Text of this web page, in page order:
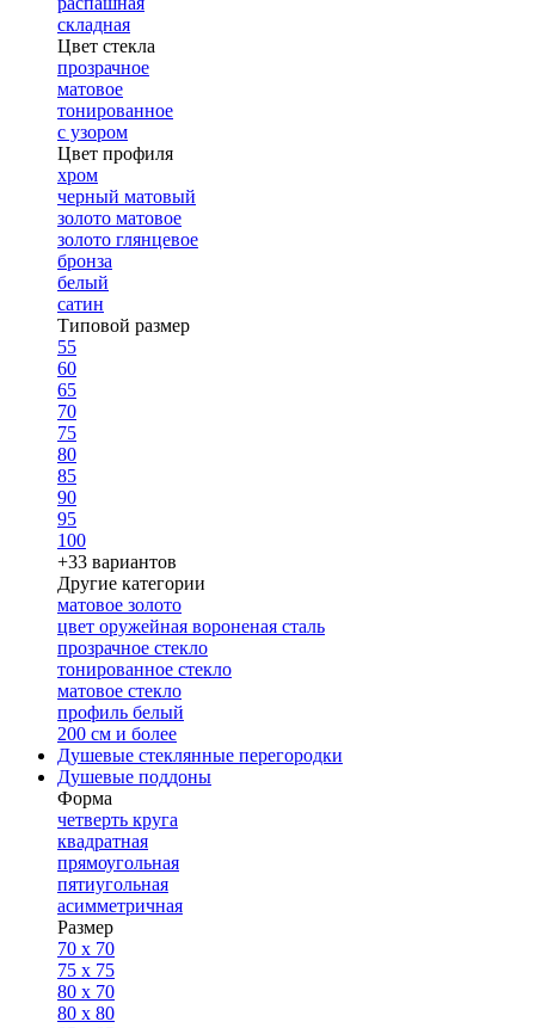
складная
Цвет стекла
прозрачное
матовое
тонированное
с узором
Цвет профиля
хром
черный матовый
золото матовое
золото глянцевое
бронза
белый
сатин
Типовой размер
55
60
65
70
75
80
85
90
95
100
+33 вариантов
Другие категории
матовое золото
цвет оружейная вороненая сталь
прозрачное стекло
тонированное стекло
матовое стекло
профиль белый
200 см и более
Душевые стеклянные перегородки
Душевые поддоны
Форма
четверть круга
квадратная
прямоугольная
пятиугольная
асимметричная
Размер
70 x 70
75 x 75
80 x 70
80 x 80